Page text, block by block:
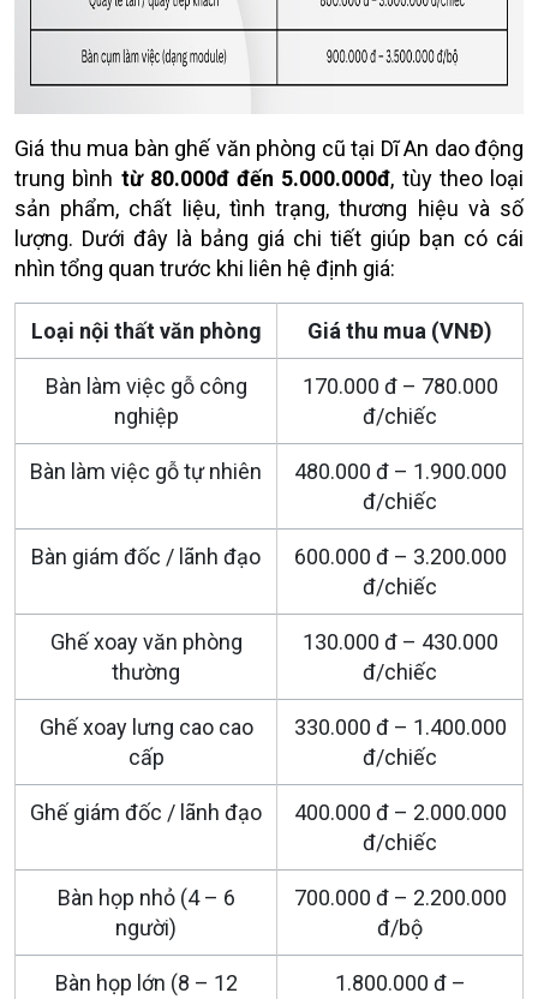
Giá thu mua bàn ghế văn phòng cũ tại Dĩ An dao động
trung bình từ 80.000đ đến 5.000.000đ, tùy theo loại
sản phẩm, chất liệu, tình trạng, thương hiệu và số
lượng. Dưới đây là bảng giá chi tiết giúp bạn có cái
nhìn tổng quan trước khi liên hệ định giá:
Loại nội thất văn phòng Giá thu mua (VNĐ)
Bàn làm việc gỗ công
nghiệp
170.000 đ – 780.000
đ/chiếc
Bàn làm việc gỗ tự nhiên
480.000 đ – 1.900.000
đ/chiếc
Bàn giám đốc / lãnh đạo
600.000 đ – 3.200.000
đ/chiếc
Ghế xoay văn phòng
thường
130.000 đ – 430.000
đ/chiếc
Ghế xoay lưng cao cao
cấp
330.000 đ – 1.400.000
đ/chiếc
Ghế giám đốc / lãnh đạo
400.000 đ – 2.000.000
đ/chiếc
Bàn họp nhỏ (4 – 6
người)
700.000 đ – 2.200.000
đ/bộ
Bàn họp lớn (8 – 12 1.800.000 đ –